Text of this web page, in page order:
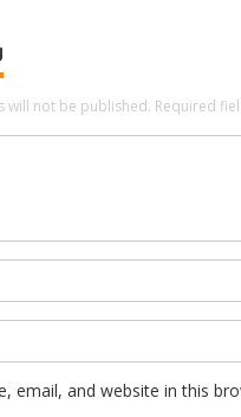
will not be published. Required
email, and website in this